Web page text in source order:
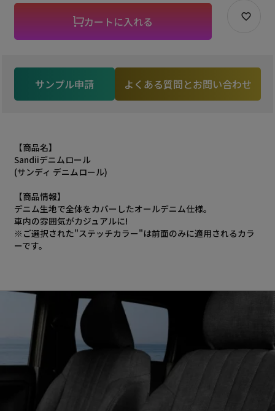
カートに入れる
サンプル申請 よくある質問とお問い合わせ
【商品名】
Sandiiデニムロール
(サンディ デニムロール)
【商品情報】
デニム生地で全体をカバーしたオールデニム仕様。
車内の雰囲気がカジュアルに!
※ご選択された"ステッチカラー"は前面のみに適用されるカラ
ーです。